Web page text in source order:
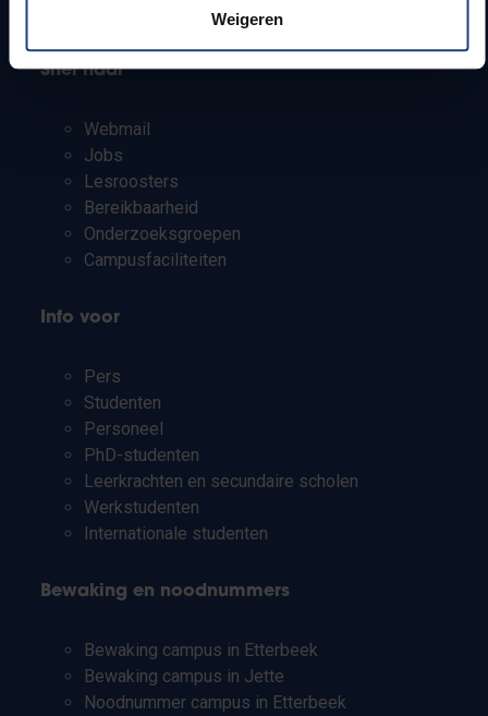
Weigeren
Snel naar
Webmail
Jobs
Lesroosters
Bereikbaarheid
Onderzoeksgroepen
Campusfaciliteiten
Info voor
Pers
Studenten
Personeel
PhD-studenten
Leerkrachten en secundaire scholen
Werkstudenten
Internationale studenten
Bewaking en noodnummers
Bewaking campus in Etterbeek
Bewaking campus in Jette
Noodnummer campus in Etterbeek